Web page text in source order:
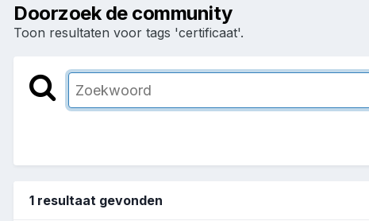
Doorzoek de community
Toon resultaten voor tags 'certificaat'.
1 resultaat gevonden